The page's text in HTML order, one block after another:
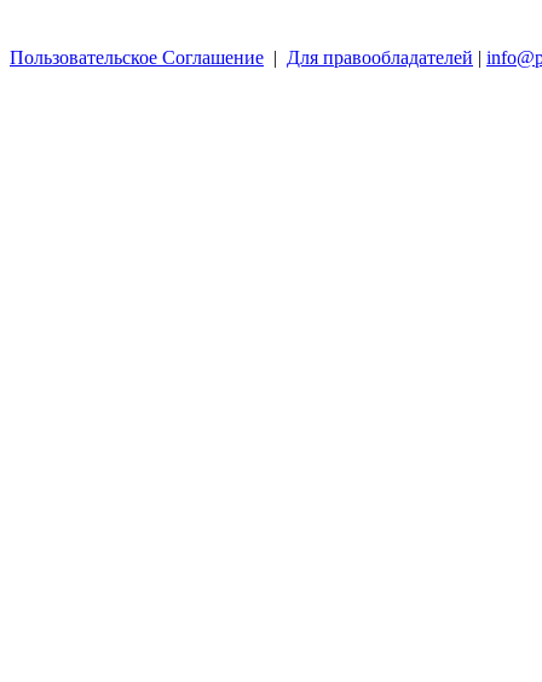
Пользовательское Соглашение | Для правообладателей |